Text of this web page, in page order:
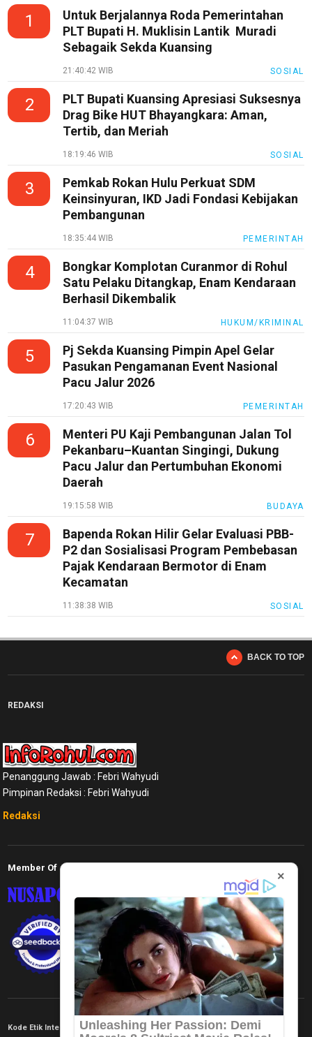
1
Untuk Berjalannya Roda Pemerintahan
PLT Bupati H. Muklisin Lantik Muradi
Sebagaik Sekda Kuansing
21:40:42 WIB SOSIAL
2
PLT Bupati Kuansing Apresiasi Suksesnya
Drag Bike HUT Bhayangkara: Aman,
Tertib, dan Meriah
18:19:46 WIB SOSIAL
3
Pemkab Rokan Hulu Perkuat SDM
Keinsinyuran, IKD Jadi Fondasi Kebijakan
Pembangunan
18:35:44 WIB PEMERINTAH
4
Bongkar Komplotan Curanmor di Rohul
Satu Pelaku Ditangkap, Enam Kendaraan
Berhasil Dikembalik
11:04:37 WIB HUKUM/KRIMINAL
5
Pj Sekda Kuansing Pimpin Apel Gelar
Pasukan Pengamanan Event Nasional
Pacu Jalur 2026
17:20:43 WIB PEMERINTAH
6
Menteri PU Kaji Pembangunan Jalan Tol
Pekanbaru–Kuantan Singingi, Dukung
Pacu Jalur dan Pertumbuhan Ekonomi
Daerah
19:15:58 WIB BUDAYA
7
Bapenda Rokan Hilir Gelar Evaluasi PBB-
P2 dan Sosialisasi Program Pembebasan
Pajak Kendaraan Bermotor di Enam
Kecamatan
11:38:38 WIB SOSIAL
BACK TO TOP
REDAKSI
Penanggung Jawab : Febri Wahyudi
Pimpinan Redaksi : Febri Wahyudi
Redaksi
Member Of
Kode Etik Internal KEJ Disclaimer
Tentang Kami
×